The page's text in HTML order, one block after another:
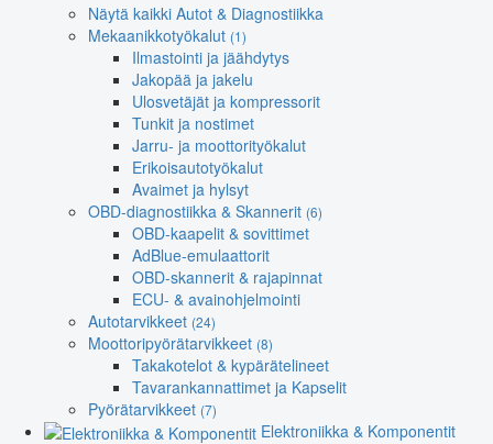
Näytä kaikki Autot & Diagnostiikka
Mekaanikkotyökalut (1)
Ilmastointi ja jäähdytys
Jakopää ja jakelu
Ulosvetäjät ja kompressorit
Tunkit ja nostimet
Jarru- ja moottorityökalut
Erikoisautotyökalut
Avaimet ja hylsyt
OBD-diagnostiikka & Skannerit (6)
OBD-kaapelit & sovittimet
AdBlue-emulaattorit
OBD-skannerit & rajapinnat
ECU- & avainohjelmointi
Autotarvikkeet (24)
Moottoripyörätarvikkeet (8)
Takakotelot & kypärätelineet
Tavarankannattimet ja Kapselit
Pyörätarvikkeet (7)
Elektroniikka & Komponentit